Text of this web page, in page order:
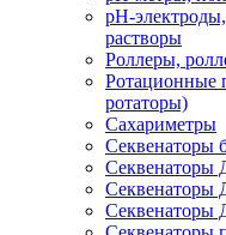
рН-
растворы
Роллеры,
Ротационные
ротаторы)
Сахариметры
Секвенаторы
Секвенаторы
Секвенаторы
Секвенаторы